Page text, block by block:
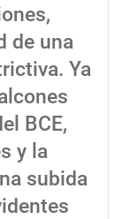
de una
Ya
BCE,
y la
subida